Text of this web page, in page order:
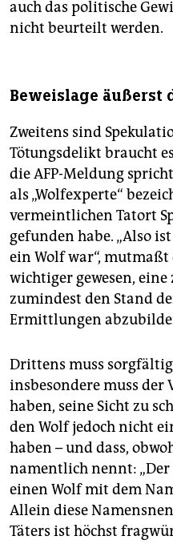
auch das politische
nicht beurteilt werden.
Beweislage äußerst
Zweitens sind
Tötungsdelikt braucht
die AFP-Meldung
als „Wolfexperte“
vermeintlichen Tatort
gefunden habe. „Also
ein Wolf war“, mutmaßt
wichtiger gewesen,
zumindest den Stand
Ermittlungen
Drittens muss
insbesondere muss der
haben, seine Sicht zu
den Wolf jedoch nicht
haben – und dass,
namentlich nennt:
einen Wolf mit dem
Allein diese
Täters ist höchst